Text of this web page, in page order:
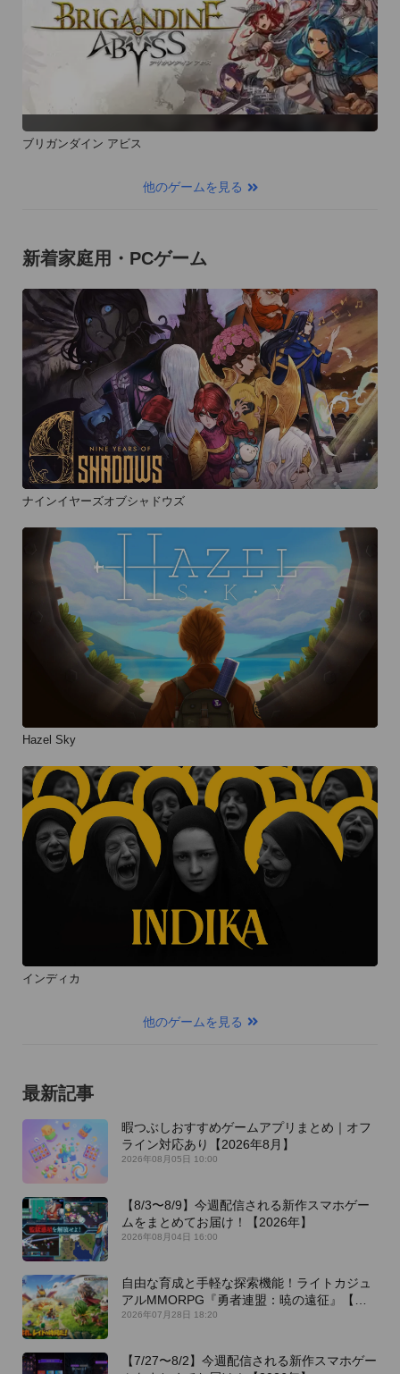
ブリガンダイン アビス
他のゲームを見る
新着家庭用・PCゲーム
ナインイヤーズオブシャドウズ
Hazel Sky
インディカ
他のゲームを見る
最新記事
暇つぶしおすすめゲームアプリまとめ｜オフ
ライン対応あり【2026年8月】
2026年08月05日 10:00
【8/3〜8/9】今週配信される新作スマホゲー
ムをまとめてお届け！【2026年】
2026年08月04日 16:00
自由な育成と手軽な探索機能！ライトカジュ
アルMMORPG『勇者連盟：暁の遠征』【最
新作PICKUP】
2026年07月28日 18:20
【7/27〜8/2】今週配信される新作スマホゲー